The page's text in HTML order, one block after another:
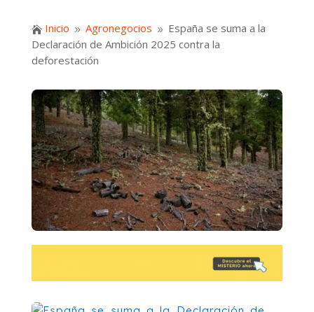
 Inicio 9 Agronegocios 9 España se suma a la
Declaración de Ambición 2025 contra la
deforestación